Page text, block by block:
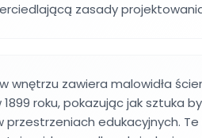
zasady
wnętrzu zawiera malowidła
roku, pokazując jak sztuka
przestrzeniach edukacyjnych.